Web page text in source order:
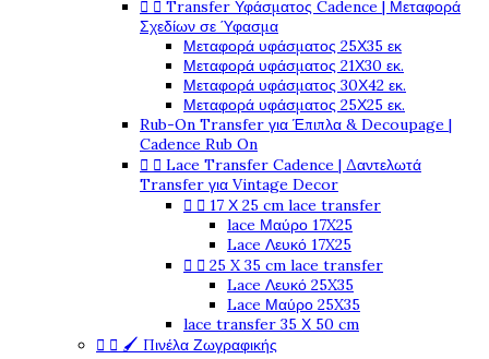
  Transfer Υφάσματος Cadence | Μεταφορά
Σχεδίων σε Ύφασμα
Μεταφορά υφάσματος 25Χ35 εκ
Μεταφορά υφάσματος 21Χ30 εκ.
Μεταφορά υφάσματος 30Χ42 εκ.
Μεταφορά υφάσματος 25Χ25 εκ.
Rub-On Transfer για Έπιπλα & Decoupage |
Cadence Rub On
  Lace Transfer Cadence | Δαντελωτά
Transfer για Vintage Decor
  17 Χ 25 cm lace transfer
lace Μαύρο 17X25
Lace Λευκό 17X25
  25 X 35 cm lace transfer
Lace Λευκό 25X35
Lace Μαύρο 25X35
lace transfer 35 Χ 50 cm
  🖌️ Πινέλα Ζωγραφικής